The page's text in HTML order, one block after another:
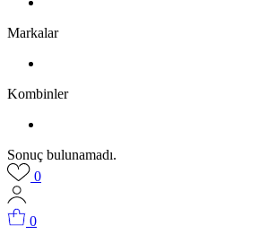
Markalar
Kombinler
Sonuç bulunamadı.
0
0